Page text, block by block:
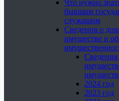
Что нужно
бывшим
служащим
Сведения о
имуществе и
Сведения
2024 год
2023 год